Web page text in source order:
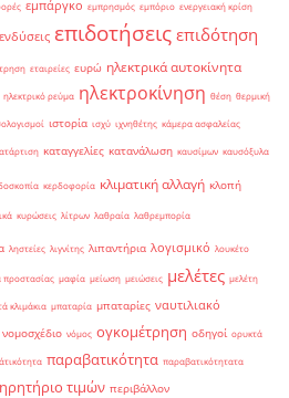
εμπάργκο εμπρησμός εμπόριο ενεργειακή κρίση
επιδοτήσεις επιδότηση
εταιρείες ευρώ ηλεκτρικά αυτοκίνητα
ηλεκτρικό ρεύμα ηλεκτροκίνηση θέση θερμική
ιστορία ισχύ ιχνηθέτης κάμερα ασφαλείας
καταγγελίες κατανάλωση καυσίμων καυσόξυλα
κερδοφορία κλιματική αλλαγή κλοπή
κυρώσεις λίτρων λαθραία λαθρεμπορία
ληστείες λιγνίτης λιπαντήρια λογισμικό λουκέτο
προστασίας μαφία μείωση μειώσεις μελέτες μελέτη
κλιμάκια μπαταρία μπαταρίες ναυτιλιακό
νομοσχέδιο νόμος ογκομέτρηση οδηγοί ορυκτά
παραβατικότητα παραβατικότητατα
τιμών περιβάλλον